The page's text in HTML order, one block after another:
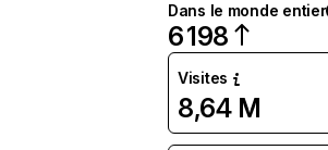
Dans le monde entier
6 198
Visites
8,64 M